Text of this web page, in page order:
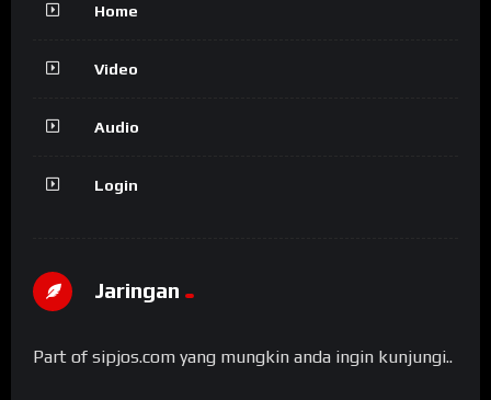
Home
Video
Audio
Login
Jaringan
Part of sipjos.com yang mungkin anda ingin kunjungi..